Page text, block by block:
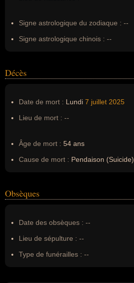
Signe astrologique du zodiaque : --
Signe astrologique chinois : --
Décès
Date de mort : Lundi 7 juillet 2025
Lieu de mort : --
Âge de mort : 54 ans
Cause de mort : Pendaison (Suicide)
Obsèques
Date des obsèques : --
Lieu de sépulture : --
Type de funérailles : --